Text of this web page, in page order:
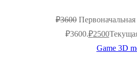
₽3600 Первоначальная
₽3600.₽2500
Game 3D